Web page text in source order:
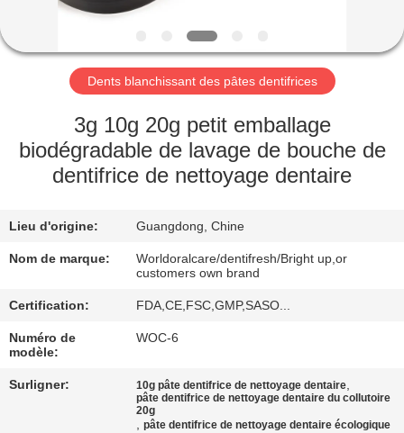
AU
SUJET
NOUS
VISITE
CONTRÔLE
CONTACTEZ-
Dents blanchissant des pâtes dentifrices
3g 10g 20g petit emballage
biodégradable de lavage de bouche de
dentifrice de nettoyage dentaire
Lieu d'origine: Guangdong, Chine
Nom de marque:
Worldoralcare/dentifresh/Bright up,or
customers own brand
Certification: FDA,CE,FSC,GMP,SASO...
Numéro de
modèle:
WOC-6
Surligner: 10g pâte dentifrice de nettoyage dentaire,
pâte dentifrice de nettoyage dentaire du collutoire
20g
,pâte dentifrice de nettoyage dentaire écologique